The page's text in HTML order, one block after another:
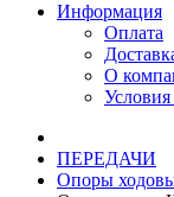
Информация
Оплата
О
ПЕРЕДАЧИ
Опоры